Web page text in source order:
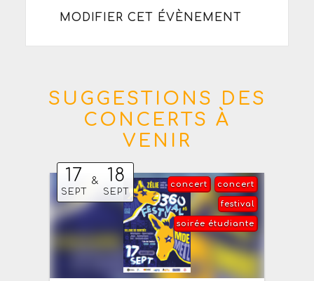
MODIFIER CET ÉVÈNEMENT
SUGGESTIONS DES
CONCERTS À
VENIR
17
SEPT
& 18
SEPT
concert
concert
festival
soirée étudiante